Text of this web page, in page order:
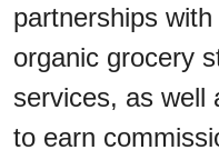
partnerships
organic grocery
services, as well
to earn